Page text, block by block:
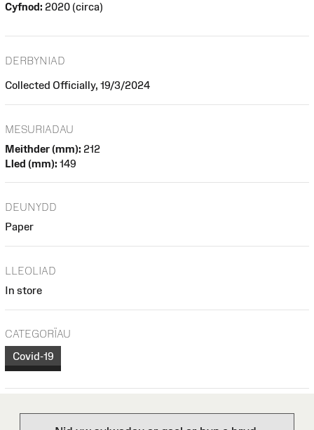
Cyfnod: 2020 (circa)
DERBYNIAD
Collected Officially, 19/3/2024
MESURIADAU
Meithder (mm): 212
Lled (mm): 149
DEUNYDD
Paper
LLEOLIAD
In store
CATEGORÏAU
Covid-19